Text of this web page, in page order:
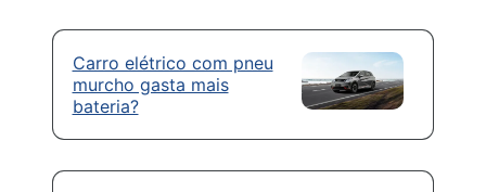
Carro elétrico com pneu
murcho gasta mais
bateria?